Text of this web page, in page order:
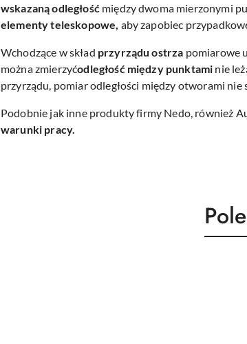
wskazaną odległośćmiędzy dwoma mierzonymi
elementy teleskopowe, aby zapobiec
Wchodzące w skład przyrządu ostrza pomiarowe
można zmierzyćodległość między punktami nie
przyrządu, pomiar odległości między otworami nie
Podobnie jak inne produkty firmy Nedo, również
warunki pracy.
o